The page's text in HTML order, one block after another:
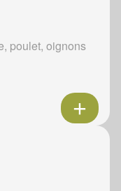
poulet, oignons